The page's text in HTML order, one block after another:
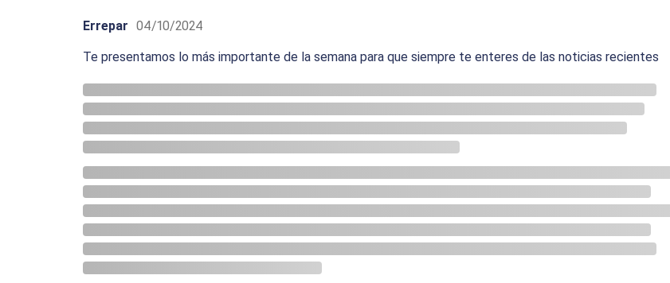
Errepar 04/10/2024
Te presentamos lo más importante de la semana para que siempre te enteres de las noticias recientes